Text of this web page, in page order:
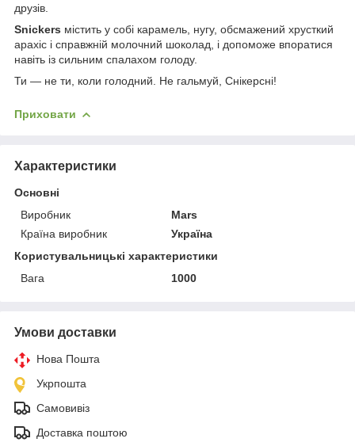
друзів.
Snickers містить у собі карамель, нугу, обсмажений хрусткий
арахіс і справжній молочний шоколад, і допоможе впоратися
навіть із сильним спалахом голоду.
Ти — не ти, коли голодний. Не гальмуй, Снікерсні!
Приховати
Характеристики
Основні
Виробник
Mars
Країна виробник
Україна
Користувальницькі характеристики
Вага
1000
Умови доставки
Нова Пошта
Укрпошта
Самовивіз
Доставка поштою